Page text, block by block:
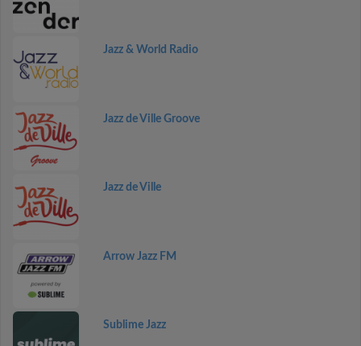
Jazz & World Radio
Jazz de Ville Groove
Jazz de Ville
Arrow Jazz FM
Sublime Jazz